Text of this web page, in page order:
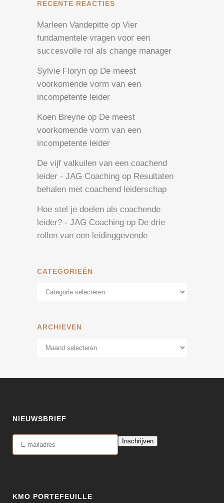
RECENTE REACTIES
Marleen Vandepitte op Vier
fundamentele vragen voor een
succesvolle rol als change manager
Sylvie Floryn op De meest
voorkomende vorm van een
incompetente leider
Koen Breyne op De meest
voorkomende vorm van een
incompetente leider
De vijf valkuilen van een coachend
leider - JAG Coaching op Resultaten
behalen met coachend leiderschap
Hoe stel je doelen als coachende
leider? - JAG Coaching op De drie
rollen van een leidinggevende
CATEGORIEËN
Categorieën
ARCHIEVEN
Archieven
NIEUWSBRIEF
Inschrijven
KMO PORTEFEUILLE